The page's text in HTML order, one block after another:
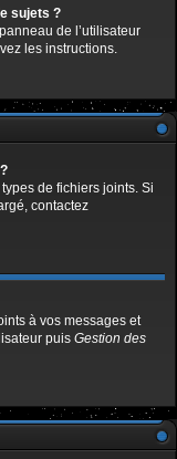
sujets ?
de l’utilisateur
les instructions.
de fichiers joints. Si
contactez
à vos messages et
puis Gestion des